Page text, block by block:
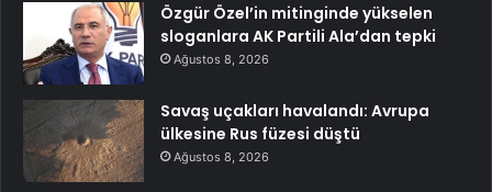
Özgür Özel’in mitinginde yükselen
sloganlara AK Partili Ala’dan tepki
Ağustos 8, 2026
Savaş uçakları havalandı: Avrupa
ülkesine Rus füzesi düştü
Ağustos 8, 2026